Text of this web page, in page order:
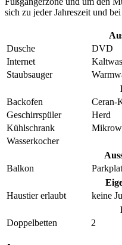
sich zu jeder Jahreszeit und
Dusche
DVD
Internet
Staubsauger
Backofen
Ceran-
Geschirrspüler
Herd
Kühlschrank
Wasserkocher
Balkon
Haustier erlaubt
keine
Doppelbetten
2